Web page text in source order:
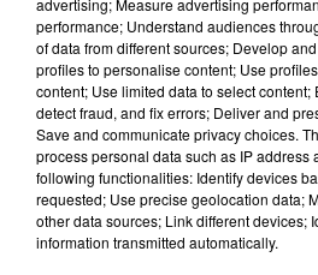
bien plus que de simple
performance; Understand audiences
of data from different sources; Develop
profiles to personalise content; Use
content; Use limited data to select content;
detect fraud, and fix errors; Deliver and
Save and communicate privacy choices.
process personal data such as IP address
following functionalities: Identify devices
requested; Use precise geolocation data;
other data sources; Link different devices;
information transmitted automatically.